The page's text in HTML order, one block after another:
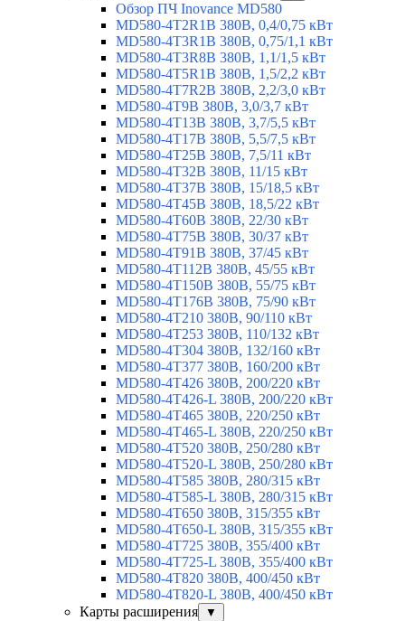
Обзор ПЧ Inovance MD580
MD580-4T2R1B 380В, 0,4/0,75 кВт
MD580-4T3R1B 380В, 0,75/1,1 кВт
MD580-4T3R8B 380В, 1,1/1,5 кВт
MD580-4T5R1B 380В, 1,5/2,2 кВт
MD580-4T7R2B 380В, 2,2/3,0 кВт
MD580-4T9B 380В, 3,0/3,7 кВт
MD580-4T13B 380В, 3,7/5,5 кВт
MD580-4T17B 380В, 5,5/7,5 кВт
MD580-4T25B 380В, 7,5/11 кВт
MD580-4T32B 380В, 11/15 кВт
MD580-4T37B 380В, 15/18,5 кВт
MD580-4T45B 380В, 18,5/22 кВт
MD580-4T60B 380В, 22/30 кВт
MD580-4T75B 380В, 30/37 кВт
MD580-4T91B 380В, 37/45 кВт
MD580-4T112B 380В, 45/55 кВт
MD580-4T150B 380В, 55/75 кВт
MD580-4T176B 380В, 75/90 кВт
MD580-4T210 380В, 90/110 кВт
MD580-4T253 380В, 110/132 кВт
MD580-4T304 380В, 132/160 кВт
MD580-4T377 380В, 160/200 кВт
MD580-4T426 380В, 200/220 кВт
MD580-4T426-L 380В, 200/220 кВт
MD580-4T465 380В, 220/250 кВт
MD580-4T465-L 380В, 220/250 кВт
MD580-4T520 380В, 250/280 кВт
MD580-4T520-L 380В, 250/280 кВт
MD580-4T585 380В, 280/315 кВт
MD580-4T585-L 380В, 280/315 кВт
MD580-4T650 380В, 315/355 кВт
MD580-4T650-L 380В, 315/355 кВт
MD580-4T725 380В, 355/400 кВт
MD580-4T725-L 380В, 355/400 кВт
MD580-4T820 380В, 400/450 кВт
MD580-4T820-L 380В, 400/450 кВт
Карты расширения
▼